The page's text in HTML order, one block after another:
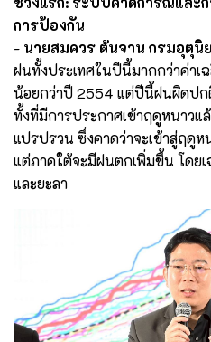
การป้องกัน
- นายสมควร ต้นจาน กรมอุตุนิ
ฝนทั้งประเทศในปีนี้มากกว่าค่า
น้อยกว่าปี 2554 แต่ปีนี้ฝนผิดปก
ทั้งที่มีการประกาศเข้าฤดูหนาวแ
แปรปรวน ซึ่งคาดว่าจะเข้าสู่ฤดู
แต่ภาคใต้จะมีฝนตกเพิ่มขึ้น โดย
และยะลา